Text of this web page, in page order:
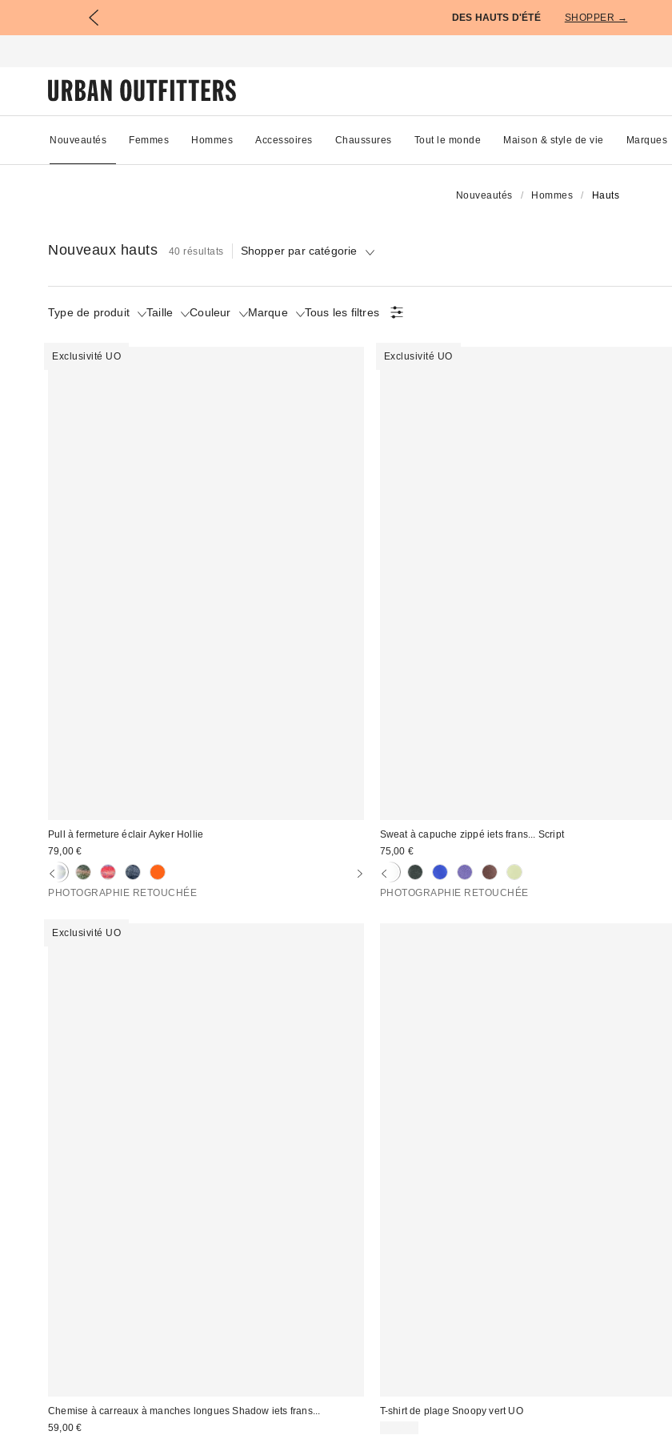
DES HAUTS D'ÉTÉ SHOPPER →
Nouveautés Femmes Hommes Accessoires Chaussures Tout le monde Maison & style de vie Marques
Nouveautés Hommes Hauts
Nouveaux hauts 40 résultats Shopper par catégorie
Type de produit Taille Couleur Marque Tous les filtres
Exclusivité UO
Pull à fermeture éclair Ayker Hollie
79,00 €
PHOTOGRAPHIE RETOUCHÉE
Exclusivité UO
Sweat à capuche zippé iets frans... Script
75,00 €
PHOTOGRAPHIE RETOUCHÉE
Exclusivité UO
Chemise à carreaux à manches longues Shadow iets frans...
59,00 €
T-shirt de plage Snoopy vert UO